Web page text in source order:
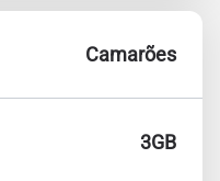
Camarões
3GB